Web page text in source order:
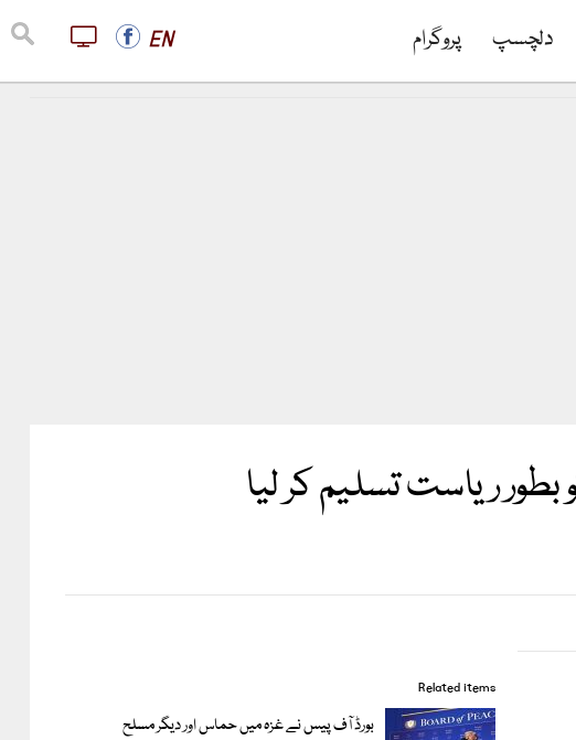
دلچسپ پروگرام EN
ریاست تسلیم کر لیا
Related items
بورڈ آف پیس نے غزہ میں حماس اور دیگر مسلح